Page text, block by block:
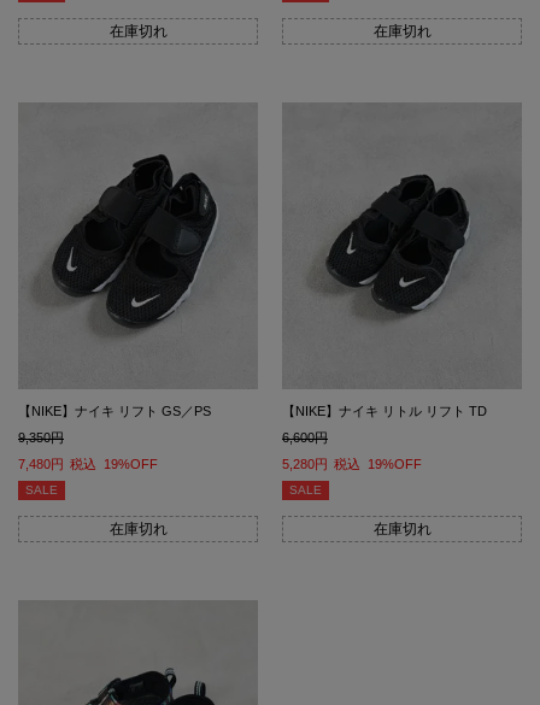
在庫切れ 在庫切れ
【NIKE】ナイキ リフト GS／PS
9,350
7,480
税込 19%OFF
SALE
在庫切れ
【NIKE】ナイキ リトル リフト TD
6,600
5,280
税込 19%OFF
SALE
在庫切れ